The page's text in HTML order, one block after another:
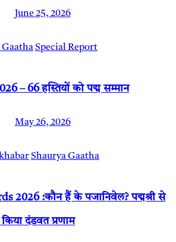
June 25, 2026
GaathaSpecial Report
– 66 हस्तियों को पद्म सम्मान
May 26, 2026
Shaurya Gaatha
2026 :कौन हैं के पजानिवेल? पद्मश्री से
दंडवत प्रणाम